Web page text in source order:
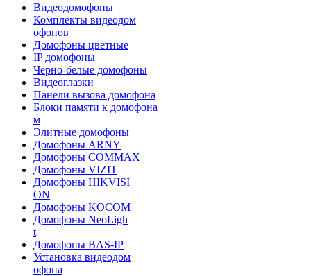
Видеодомофоны
Комплекты видеодом
офонов
Домофоны цветные
IP домофоны
Чёрно-белые домофоны
Видеоглазки
Панели вызова домофона
Блоки памяти к домофона
м
Элитные домофоны
Домофоны ARNY
Домофоны COMMAX
Домофоны VIZIT
Домофоны HIKVISI
ON
Домофоны KOCOM
Домофоны NeoLigh
t
Домофоны BAS-IP
Установка видеодом
офона